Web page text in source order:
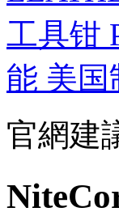
工具钳
能 美国
官網建